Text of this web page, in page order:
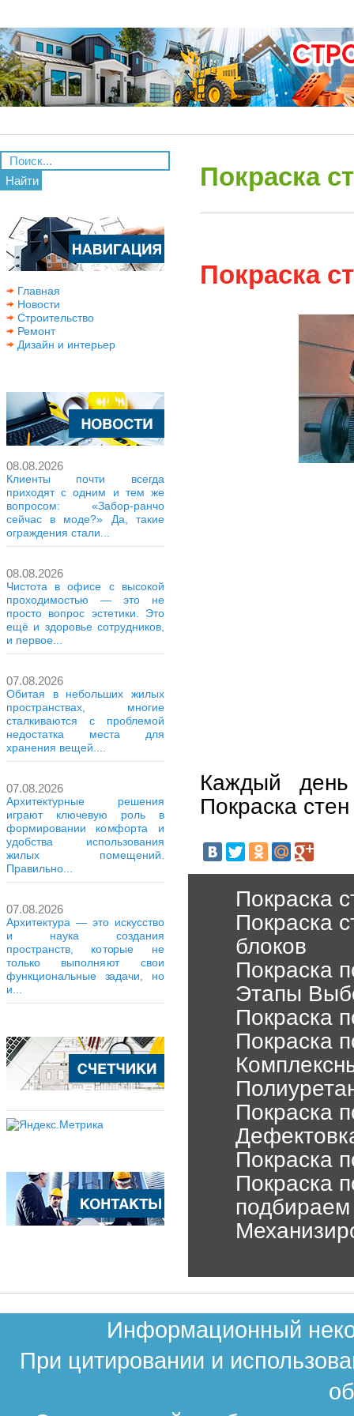
Найти
Главная
Новости
Строительство
Ремонт
Дизайн и интерьер
08.08.2026
Клиенты почти всегда
приходят с одним и тем же
вопросом: «Забор-ранчо
сейчас в моде?» Да, такие
ограждения стали...
08.08.2026
Чистота в офисе с высокой
проходимостью — это не
просто вопрос эстетики. Это
ещё и здоровье сотрудников,
и первое...
07.08.2026
Обитая в небольших жилых
пространствах, многие
сталкиваются с проблемой
недостатка места для
хранения вещей....
07.08.2026
Архитектурные решения
играют ключевую роль в
формировании комфорта и
удобства использования
жилых помещений.
Правильно...
07.08.2026
Архитектура — это искусство
и наука создания
пространств, которые не
только выполняют свои
функциональные задачи, но
и...
Покраска
Покраска
Каждый
Покраска
Покраска
Покраска
блоков
Покраска
Этапы
Покраска
Покраска
Покраска
Покраска
Покраска
Информационный
При цитировании и